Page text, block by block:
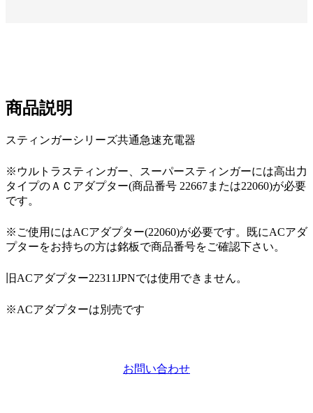
商品説明
スティンガーシリーズ共通急速充電器
※ウルトラスティンガー、スーパースティンガーには高出力
タイプのＡＣアダプター(商品番号 22667または22060)が必要
です。
※ご使用にはACアダプター(22060)が必要です。既にACアダ
プターをお持ちの方は銘板で商品番号をご確認下さい。
旧ACアダプター22311JPNでは使用できません。
※ACアダプターは別売です
お問い合わせ